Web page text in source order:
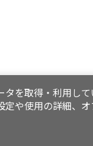
を取得・利用して
定や使用の詳細、